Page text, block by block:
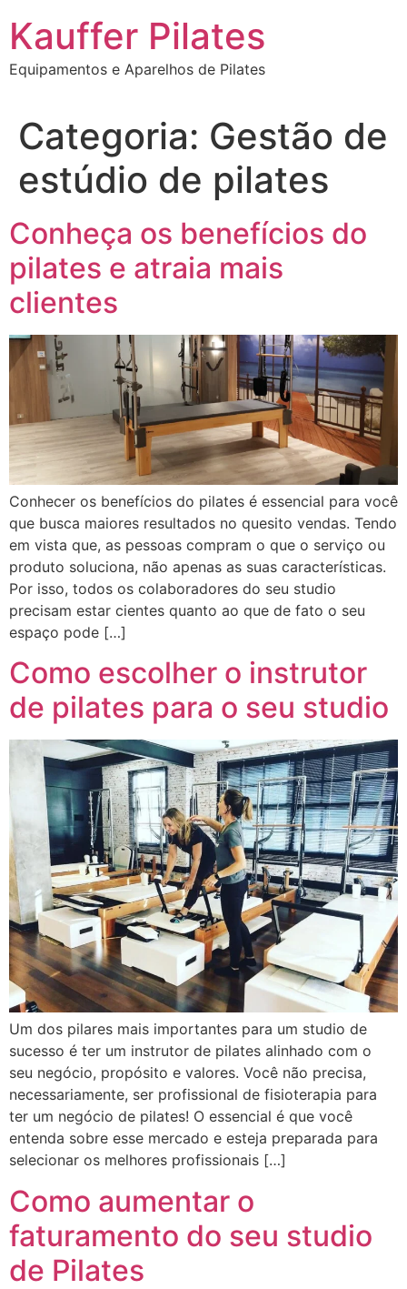
para
conteúdo
Kauffer Pilates
Equipamentos e Aparelhos de Pilates
Categoria: Gestão de
estúdio de pilates
Conheça os benefícios do
pilates e atraia mais
clientes
Conhecer os benefícios do pilates é essencial para você
que busca maiores resultados no quesito vendas. Tendo
em vista que, as pessoas compram o que o serviço ou
produto soluciona, não apenas as suas características.
Por isso, todos os colaboradores do seu studio
precisam estar cientes quanto ao que de fato o seu
espaço pode […]
Como escolher o instrutor
de pilates para o seu studio
Um dos pilares mais importantes para um studio de
sucesso é ter um instrutor de pilates alinhado com o
seu negócio, propósito e valores. Você não precisa,
necessariamente, ser profissional de fisioterapia para
ter um negócio de pilates! O essencial é que você
entenda sobre esse mercado e esteja preparada para
selecionar os melhores profissionais […]
Como aumentar o
faturamento do seu studio
de Pilates